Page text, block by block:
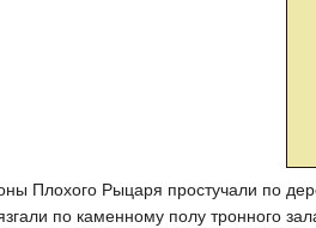
Плохого Рыцаря простучали по
по каменному полу тронного